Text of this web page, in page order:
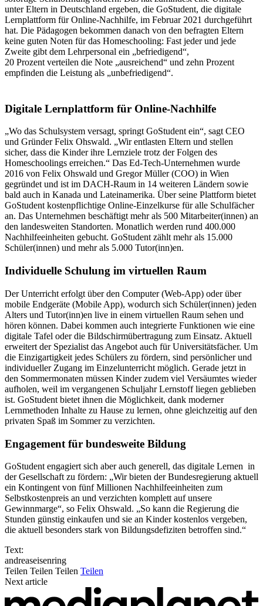
unter Eltern in Deutschland ergeben, die GoStudent, die digitale
Lernplattform für Online-Nachhilfe, im Februar 2021 durchgeführt
hat. Die Pädagogen bekommen danach von den befragten Eltern
keine guten Noten für das Homeschooling: Fast jeder und jede
Zweite gibt dem Lehrpersonal ein „befriedigend“,
20 Prozent verteilen die Note „ausreichend“ und zehn Prozent
empfinden die Leistung als „unbefriedigend“.
Digitale Lernplattform für Online-Nachhilfe
„Wo das Schulsystem versagt, springt GoStudent ein“, sagt CEO
und Gründer Felix Ohswald. „Wir entlasten Eltern und stellen
sicher, dass die Kinder ihre Lernziele trotz der Folgen des
Homeschoolings erreichen.“ Das Ed-Tech-Unternehmen wurde
2016 von Felix Ohswald und Gregor Müller (COO) in Wien
gegründet und ist im DACH-Raum in 14 weiteren Ländern sowie
bald auch in Kanada und Lateinamerika. Über seine Plattform bietet
GoStudent kostenpflichtige Online-Einzelkurse für alle Schulfächer
an. Das Unternehmen beschäftigt mehr als 500 Mitarbeiter(innen) an
den landesweiten Standorten. Monatlich werden rund 400.000
Nachhilfeeinheiten gebucht. GoStudent zählt mehr als 15.000
Schüler(innen) und mehr als 5.000 Tutor(inn)en.
Individuelle Schulung im virtuellen Raum
Der Unterricht erfolgt über den Computer (Web-App) oder über
mobile Endgeräte (Mobile App), wodurch sich Schüler(innen) jeden
Alters und Tutor(inn)en live in einem virtuellen Raum sehen und
hören können. Dabei kommen auch integrierte Funktionen wie eine
digitale Tafel oder die Bildschirmübertragung zum Einsatz. Aktuell
erweitert der Spezialist das Angebot auch für Universitätsfächer. Um
die Einzigartigkeit jedes Schülers zu fördern, sind persönlicher und
individueller Zugang im Einzelunterricht möglich. Gerade jetzt in
den Sommermonaten müssen Kinder zudem viel Versäumtes wieder
aufholen, weil im vergangenen Schuljahr Lernstoff liegen geblieben
ist. GoStudent bietet ihnen die Möglichkeit, dank moderner
Lernmethoden Inhalte zu Hause zu lernen, ohne gleichzeitig auf den
privaten Spaß im Sommer zu verzichten.
Engagement für bundesweite Bildung
GoStudent engagiert sich aber auch generell, das digitale Lernen in
der Gesellschaft zu fördern: „Wir bieten der Bundesregierung aktuell
ein Kontingent von fünf Millionen Nachhilfeeinheiten zum
Selbstkostenpreis an und verzichten komplett auf unsere
Gewinnmarge“, so Felix Ohswald. „So kann die Regierung die
Stunden günstig einkaufen und sie an Kinder kostenlos vergeben,
die aktuell besonders stark von Bildungsdefiziten betroffen sind.“
Text:
andreaseisenring
Teilen Teilen Teilen Teilen
Next article